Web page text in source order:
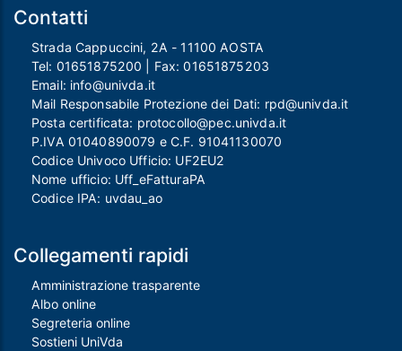
Contatti
Strada Cappuccini, 2A - 11100 AOSTA
Tel: 01651875200 | Fax:01651875203
Email: info@univda.it
Mail Responsabile Protezione dei Dati: rpd@univda.it
Posta certificata: protocollo@pec.univda.it
P.IVA 01040890079 e C.F. 91041130070
Codice Univoco Ufficio: UF2EU2
Nome ufficio: Uff_eFatturaPA
Codice IPA: uvdau_ao
Collegamenti rapidi
Amministrazione trasparente
Albo online
Segreteria online
Sostieni UniVda